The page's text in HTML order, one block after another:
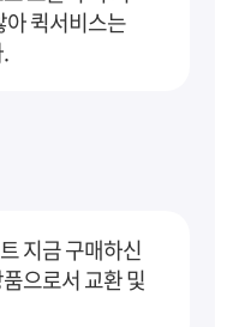
퀵서비스는
지금 구매하신
으로서 교환 및